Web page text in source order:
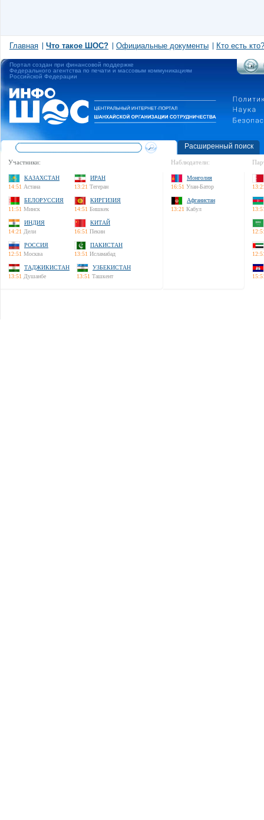
Главная Что такое ШОС? Официальные документы Кто есть кто?
Портал создан при финансовой поддержке
Федерального агентства по печати и массовым коммуникациям
Российской Федерации
Расширенный поиск
Участники:
КАЗАХСТАН
14:51 Астана
ИРАН
13:21 Тегеран
БЕЛОРУССИЯ
11:51 Минск
КИРГИЗИЯ
14:51 Бишкек
ИНДИЯ
14:21 Дели
КИТАЙ
16:51 Пекин
РОССИЯ
12:51 Москва
ПАКИСТАН
13:51 Исламабад
ТАДЖИКИСТАН
13:51 Душанбе
УЗБЕКИСТАН
13:51 Ташкент
Наблюдатели:
Монголия
16:51 Улан-Батор
Афганистан
13:21 Кабул